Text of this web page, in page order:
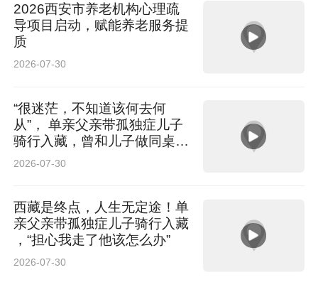
2026西安市养老机构心理疏
导项目启动，赋能养老服务提
质
2026-07-30
“很迷茫，不知道该何去何
从”， 单亲父亲带孤独症儿子
骑行入藏，曾和儿子做同桌陪
读
2026-07-30
西藏是终点，人生无定途！单
亲父亲带孤独症儿子骑行入藏
，“担心我走了他该怎么办”
2026-07-30